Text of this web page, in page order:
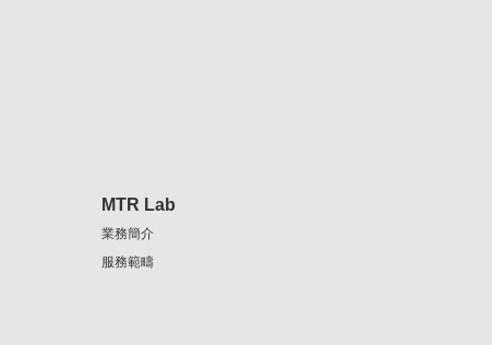
MTR Lab
業務簡介
服務範疇